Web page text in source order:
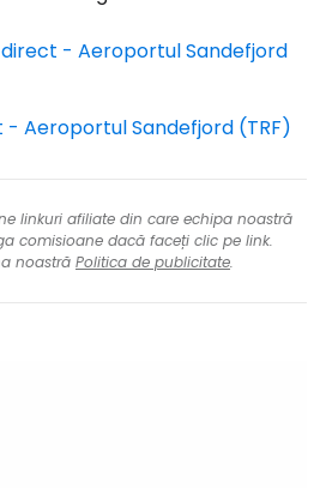
direct - Aeroportul Sandefjord
- Aeroportul Sandefjord (TRF)
linkuri afiliate din care echipa noastră
comisioane dacă faceți clic pe link.
noastră Politica de publicitate.